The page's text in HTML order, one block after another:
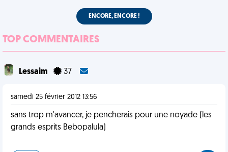
ENCORE, ENCORE !
TOP COMMENTAIRES
Lessaim 37
samedi 25 février 2012 13:56
sans trop m'avancer, je pencherais pour une noyade (les
grands esprits Bebopalula)